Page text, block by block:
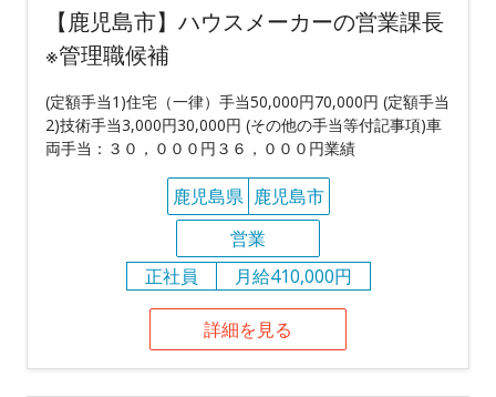
【鹿児島市】ハウスメーカーの営業課長
※管理職候補
(定額手当1)住宅（一律）手当50,000円70,000円 (定額手当
2)技術手当3,000円30,000円 (その他の手当等付記事項)車
両手当：３０，０００円３６，０００円業績
鹿児島県 鹿児島市
営業
正社員
月給410,000円
詳細を見る